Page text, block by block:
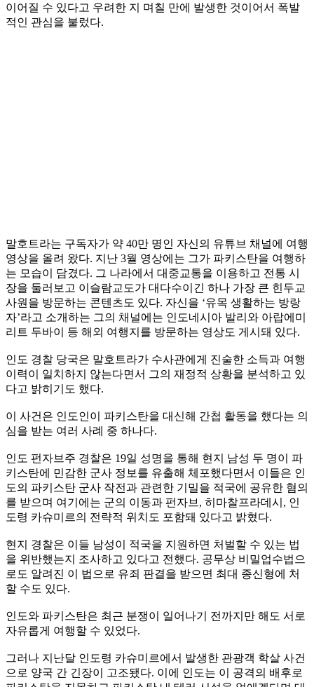
이어질 수 있다고 우려한 지 며칠 만에 발생한 것이어서 폭발
적인 관심을 불렀다.
말호트라는 구독자가 약 40만 명인 자신의 유튜브 채널에 여행
영상을 올려 왔다. 지난 3월 영상에는 그가 파키스탄을 여행하
는 모습이 담겼다. 그 나라에서 대중교통을 이용하고 전통 시
장을 둘러보고 이슬람교도가 대다수이긴 하나 가장 큰 힌두교
사원을 방문하는 콘텐츠도 있다. 자신을 ‘유목 생활하는 방랑
자’라고 소개하는 그의 채널에는 인도네시아 발리와 아랍에미
리트 두바이 등 해외 여행지를 방문하는 영상도 게시돼 있다.
인도 경찰 당국은 말호트라가 수사관에게 진술한 소득과 여행
이력이 일치하지 않는다면서 그의 재정적 상황을 분석하고 있
다고 밝히기도 했다.
이 사건은 인도인이 파키스탄을 대신해 간첩 활동을 했다는 의
심을 받는 여러 사례 중 하나다.
인도 펀자브주 경찰은 19일 성명을 통해 현지 남성 두 명이 파
키스탄에 민감한 군사 정보를 유출해 체포했다면서 이들은 인
도의 파키스탄 군사 작전과 관련한 기밀을 적국에 공유한 혐의
를 받으며 여기에는 군의 이동과 펀자브, 히마찰프라데시, 인
도령 카슈미르의 전략적 위치도 포함돼 있다고 밝혔다.
현지 경찰은 이들 남성이 적국을 지원하면 처벌할 수 있는 법
을 위반했는지 조사하고 있다고 전했다. 공무상 비밀업수법으
로도 알려진 이 법으로 유죄 판결을 받으면 최대 종신형에 처
할 수도 있다.
인도와 파키스탄은 최근 분쟁이 일어나기 전까지만 해도 서로
자유롭게 여행할 수 있었다.
그러나 지난달 인도령 카슈미르에서 발생한 관광객 학살 사건
으로 양국 간 긴장이 고조됐다. 이에 인도는 이 공격의 배후로